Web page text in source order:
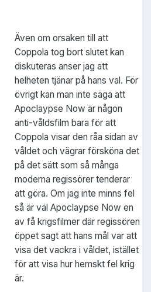
Även om orsaken till att
Coppola tog bort slutet kan
diskuteras anser jag att
helheten tjänar på hans val. För
övrigt kan man inte säga att
Apoclaypse Now är någon
anti-våldsfilm bara för att
Coppola visar den råa sidan av
våldet och vägrar försköna det
på det sätt som så många
moderna regissörer tenderar
att göra. Om jag inte minns fel
så är väl Apoclaypse Now en
av få krigsfilmer där regissören
öppet sagt att hans mål var att
visa det vackra i våldet, istället
för att visa hur hemskt fel krig
är.